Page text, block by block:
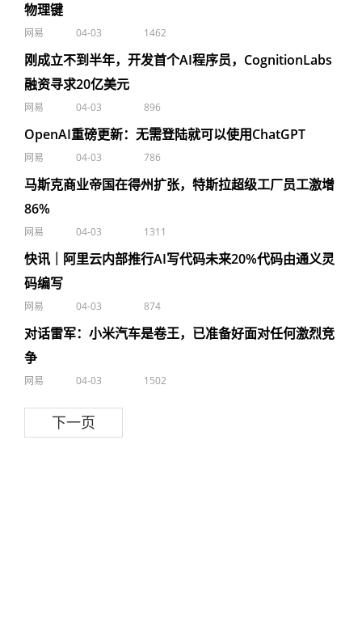
物理键
网易 04-03 1462
刚成立不到半年，开发首个AI程序员，CognitionLabs
融资寻求20亿美元
网易 04-03 896
OpenAI重磅更新：无需登陆就可以使用ChatGPT
网易 04-03 786
马斯克商业帝国在得州扩张，特斯拉超级工厂员工激增
86%
网易 04-03 1311
快讯｜阿里云内部推行AI写代码未来20%代码由通义灵
码编写
网易 04-03 874
对话雷军：小米汽车是卷王，已准备好面对任何激烈竞
争
网易 04-03 1502
下一页